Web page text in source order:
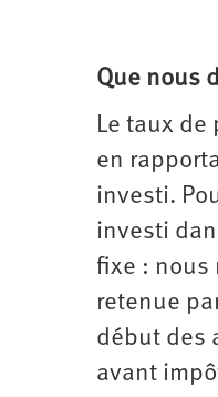
Que nous
Le taux de
en
investi.
investi
fixe : nous
retenue
début des
avant